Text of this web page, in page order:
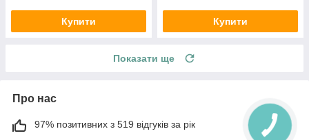
Купити Купити
Показати ще
Про нас
97% позитивних з 519 відгуків за рік